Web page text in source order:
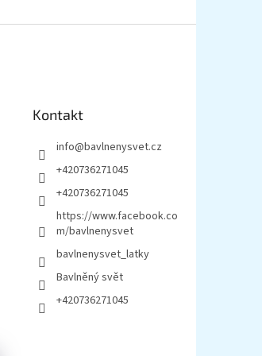
Kontakt
info@bavlnenysvet.cz
+420736271045
+420736271045
https://www.facebook.co
m/bavlnenysvet
bavlnenysvet_latky
Bavlněný svět
+420736271045